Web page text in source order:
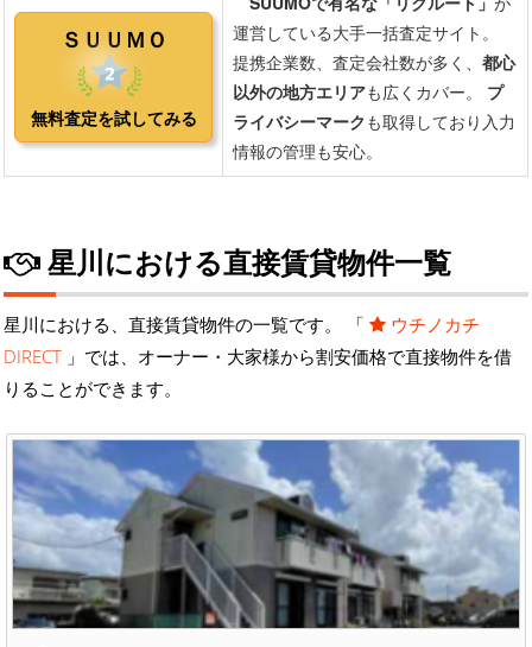
星川における直接賃貸物件一覧
星川における、直接賃貸物件の一覧です。 「
ウチノカチ
DIRECT 」では、オーナー・大家様から割安価格で直接物件を借
りることができます。